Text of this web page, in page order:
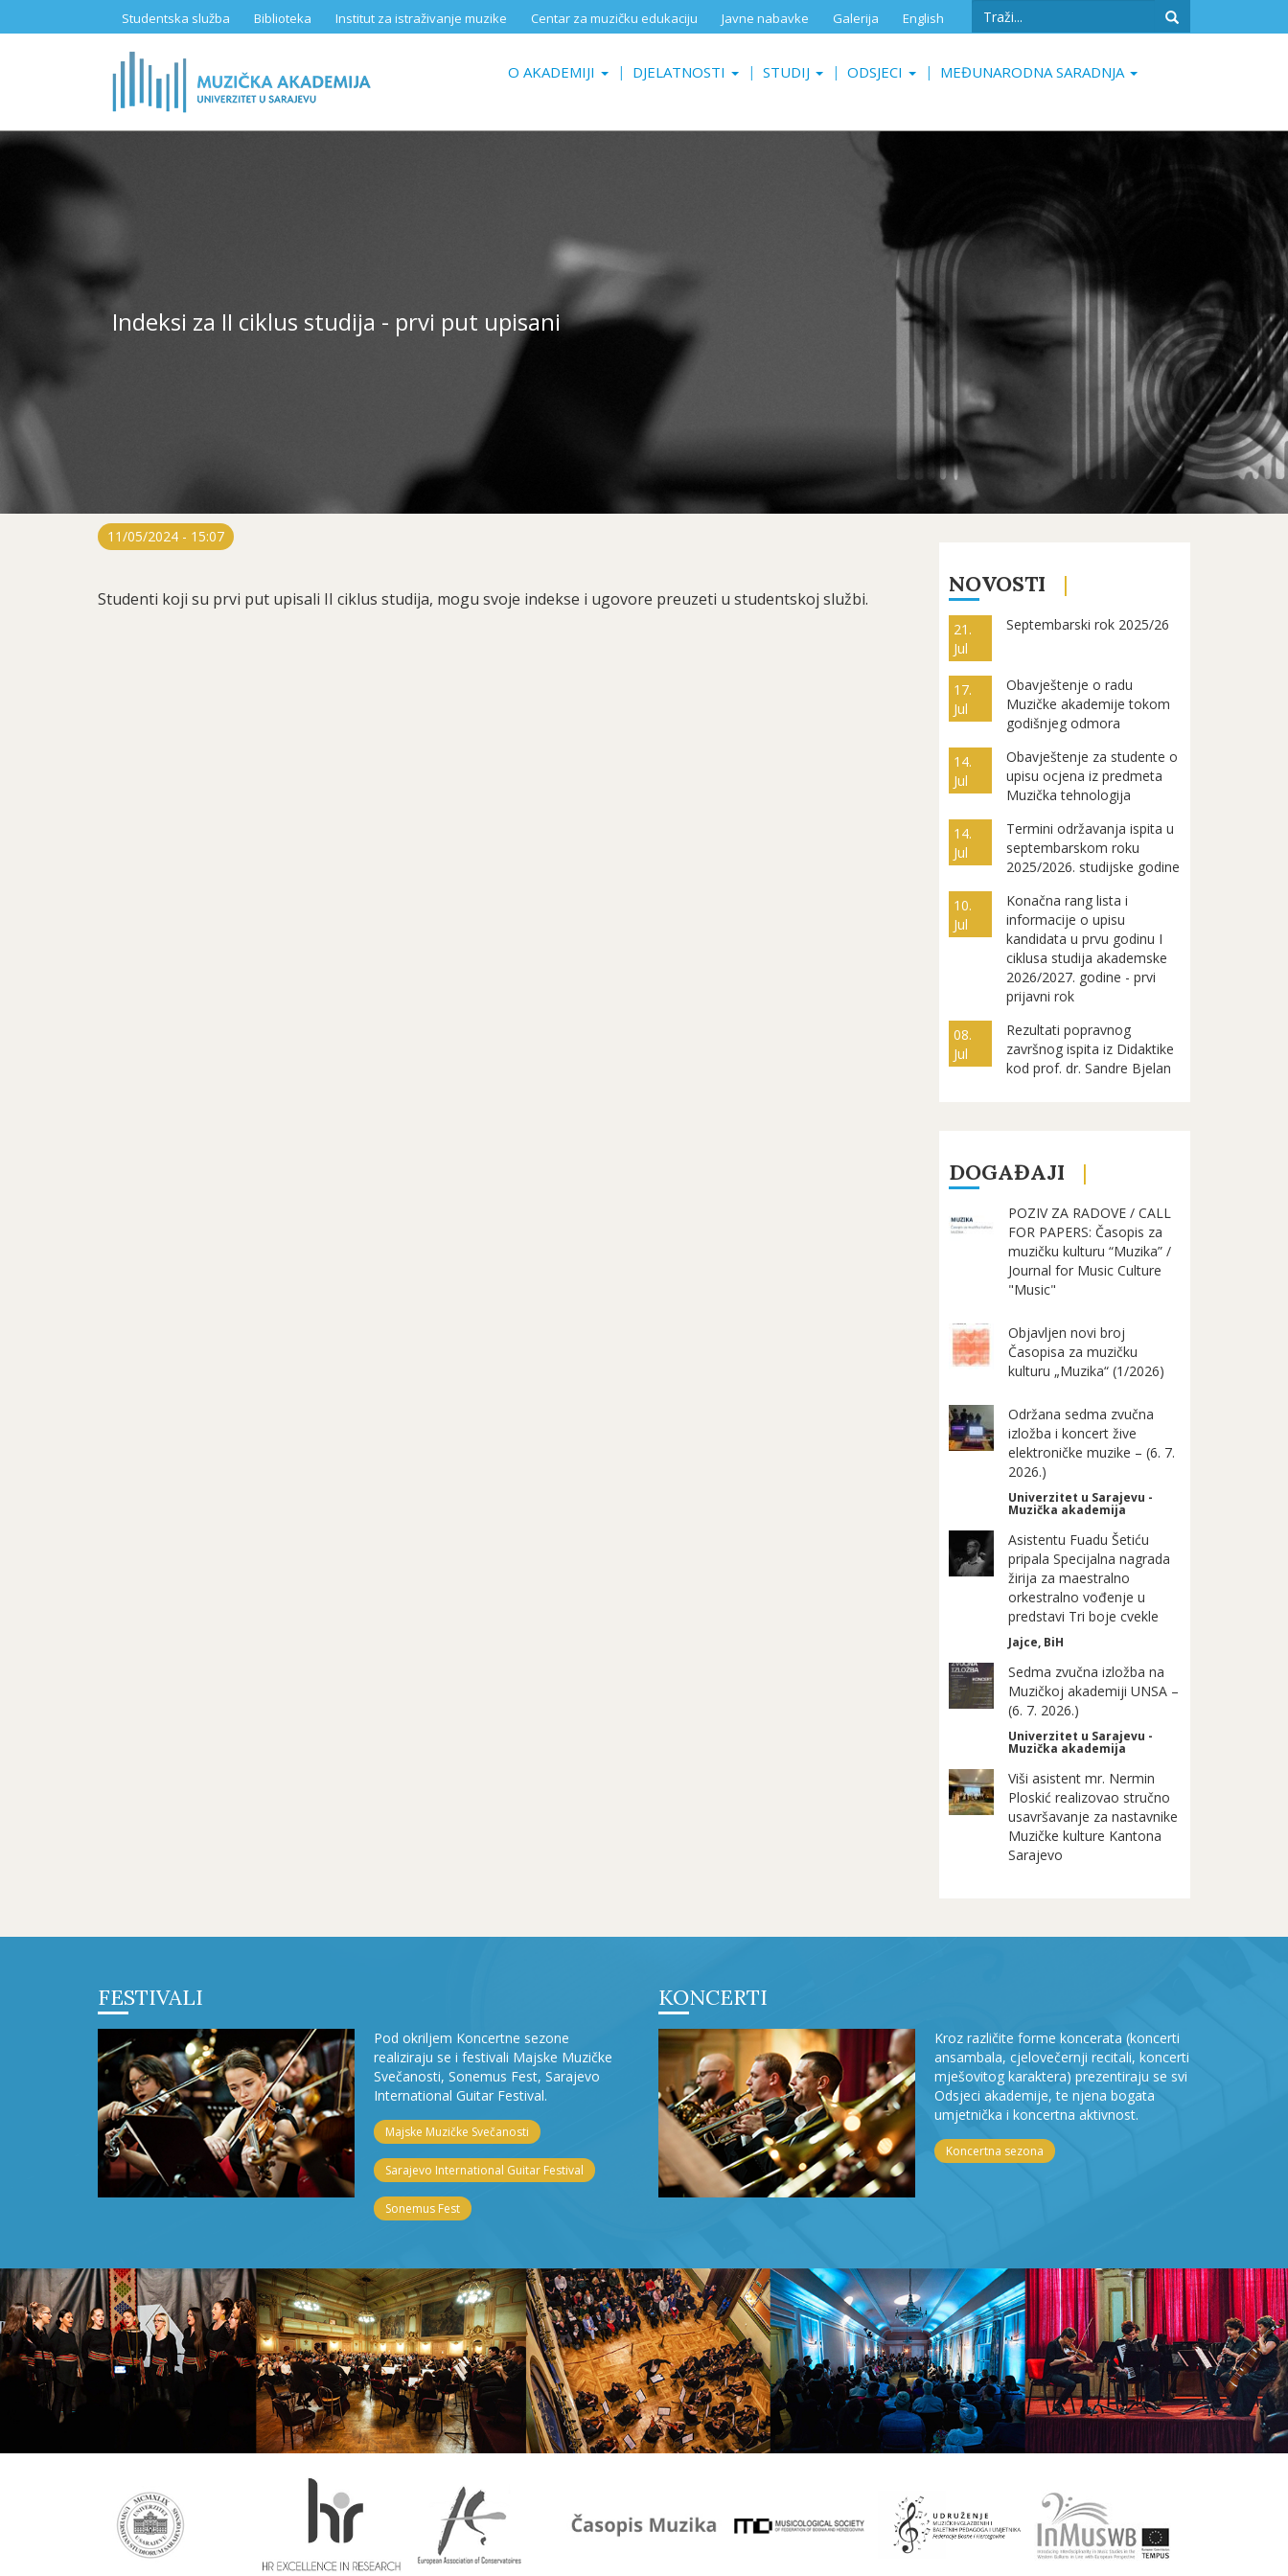
Studentska služba Biblioteka Institut za istraživanje muzike Centar za muzičku edukaciju Javne nabavke Galerija English
Search
O AKADEMIJI DJELATNOSTI STUDIJ ODSJECI MEĐUNARODNA SARADNJA
Indeksi za II ciklus studija - prvi put upisani
11/05/2024 - 15:07
Studenti koji su prvi put upisali II ciklus studija, mogu svoje indekse i ugovore preuzeti u studentskoj službi.
NOVOSTI
21.
Jul
Septembarski rok 2025/26
17.
Jul
Obavještenje o radu
Muzičke akademije tokom
godišnjeg odmora
14.
Jul
Obavještenje za studente o
upisu ocjena iz predmeta
Muzička tehnologija
14.
Jul
Termini održavanja ispita u
septembarskom roku
2025/2026. studijske godine
10.
Jul
Konačna rang lista i
informacije o upisu
kandidata u prvu godinu I
ciklusa studija akademske
2026/2027. godine - prvi
prijavni rok
08.
Jul
Rezultati popravnog
završnog ispita iz Didaktike
kod prof. dr. Sandre Bjelan
DOGAĐAJI
POZIV ZA RADOVE / CALL
FOR PAPERS: Časopis za
muzičku kulturu “Muzika” /
Journal for Music Culture
"Music"
Objavljen novi broj
Časopisa za muzičku
kulturu „Muzika“ (1/2026)
Održana sedma zvučna
izložba i koncert žive
elektroničke muzike – (6. 7.
2026.)
Univerzitet u Sarajevu -
Muzička akademija
Asistentu Fuadu Šetiću
pripala Specijalna nagrada
žirija za maestralno
orkestralno vođenje u
predstavi Tri boje cvekle
Jajce, BiH
Sedma zvučna izložba na
Muzičkoj akademiji UNSA –
(6. 7. 2026.)
Univerzitet u Sarajevu -
Muzička akademija
Viši asistent mr. Nermin
Ploskić realizovao stručno
usavršavanje za nastavnike
Muzičke kulture Kantona
Sarajevo
FESTIVALI
Pod okriljem Koncertne sezone
realiziraju se i festivali Majske Muzičke
Svečanosti, Sonemus Fest, Sarajevo
International Guitar Festival.
Majske Muzičke Svečanosti
Sarajevo International Guitar Festival
Sonemus Fest
KONCERTI
Kroz različite forme koncerata (koncerti
ansambala, cjelovečernji recitali, koncerti
mješovitog karaktera) prezentiraju se svi
Odsjeci akademije, te njena bogata
umjetnička i koncertna aktivnost.
Koncertna sezona